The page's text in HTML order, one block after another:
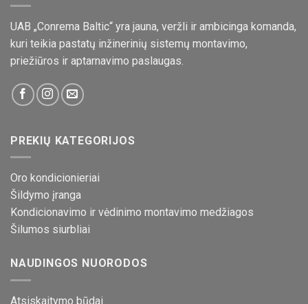
UAB „Conrema Baltic“ yra jauna, veržli ir ambicinga komanda,
kuri teikia pastatų inžinerinių sistemų montavimo,
priežiūros ir aptarnavimo paslaugas.
PREKIŲ KATEGORIJOS
Oro kondicionieriai
Šildymo įranga
Kondicionavimo ir vėdinimo montavimo medžiagos
Šilumos siurbliai
NAUDINGOS NUORODOS
Atsiskaitymo būdai